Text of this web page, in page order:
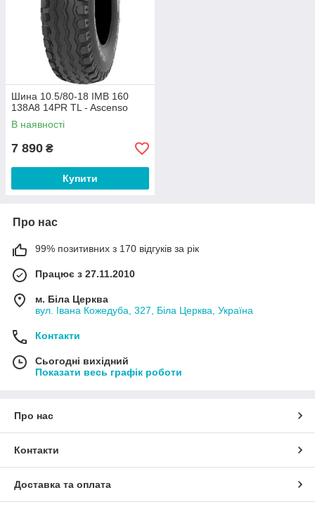
Шина 10.5/80-18 IMB 160
138A8 14PR TL - Ascenso
В наявності
7 890 ₴
Купити
Про нас
99% позитивних з 170 відгуків за рік
Працює з 27.11.2010
м. Біла Церква
вул. Івана Кожедуба, 327, Біла Церква, Україна
Контакти
Сьогодні вихідний
Показати весь графік роботи
Про нас
Контакти
Доставка та оплата